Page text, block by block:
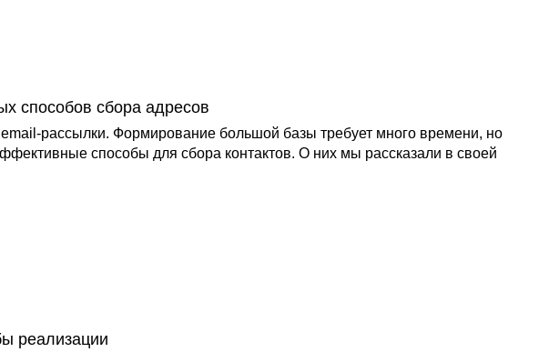
способов сбора адресов
рассылки. Формирование большой базы требует много времени, но
способы для сбора контактов. О них мы рассказали в своей
реализации